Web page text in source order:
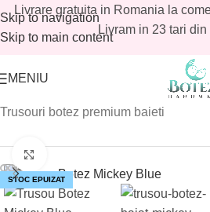
Skip to navigation
Skip to main content
Livrare gratuita in Romania la
Livram in 23 tari din
MENIU
Trusouri botez premium baieti
STOC EPUIZAT